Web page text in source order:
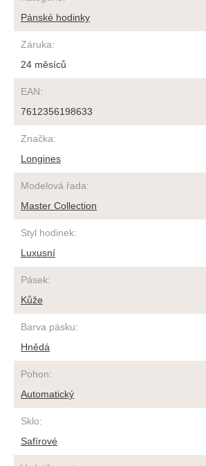
Pánské hodinky
Záruka:
24 měsíců
EAN:
7612356198633
Značka:
Longines
Modelová řada:
Master Collection
Styl hodinek:
Luxusní
Pásek:
Kůže
Barva pásku:
Hnědá
Pohon:
Automatický
Sklo:
Safírové